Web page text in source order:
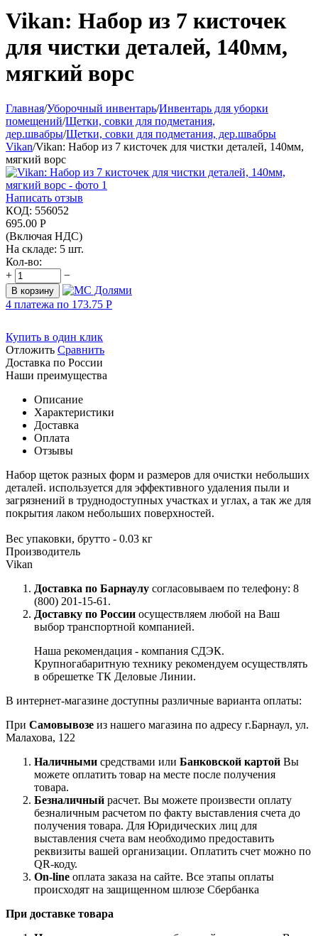
Vikan: Набор из 7 кисточек
для чистки деталей, 140мм,
мягкий ворс
Главная/Уборочный инвентарь/Инвентарь для уборки
помещений/Щетки, совки для подметания,
дер.швабры/Щетки, совки для подметания, дер.швабры
Vikan/Vikan: Набор из 7 кисточек для чистки деталей, 140мм,
мягкий ворс
Написать отзыв
КОД: 556052
695.00 Р
(Включая НДС)
На складе: 5 шт.
Кол-во:
+
−
В корзину
4 платежа по 173.75 Р
Купить в один клик
Отложить Сравнить
Доставка по России
Наши преимущества
Описание
Характеристики
Доставка
Оплата
Отзывы
Набор щеток разных форм и размеров для очистки небольших
деталей. используется для эффективного удаления пыли и
загрязнений в труднодоступных участках и углах, а так же для
покрытия лаком небольших поверхностей.
Вес упаковки, брутто - 0.03 кг
Производитель
Vikan
Доставка по Барнаулу согласовываем по телефону: 8
(800) 201-15-61.
Доставку по России осуществляем любой на Ваш
выбор транспортной компанией.
Наша рекомендация - компания СДЭК.
Крупногабаритную технику рекомендуем осуществлять
в обрешетке ТК Деловые Линии.
В интернет-магазине доступны различные варианта оплаты:
При Самовывозе из нашего магазина по адресу г.Барнаул, ул.
Малахова, 122
Наличными средствами или Банковской картой Вы
можете оплатить товар на месте после получения
товара.
Безналичный расчет. Вы можете произвести оплату
безналичным расчетом по факту выставления счета до
получения товара. Для Юридических лиц для
выставления счета вам необходимо предоставить
реквизиты вашей организации. Оплатить счет можно по
QR-коду.
On-line оплата заказа на сайте. Все этапы оплаты
происходят на защищенном шлюзе Сбербанка
При доставке товара